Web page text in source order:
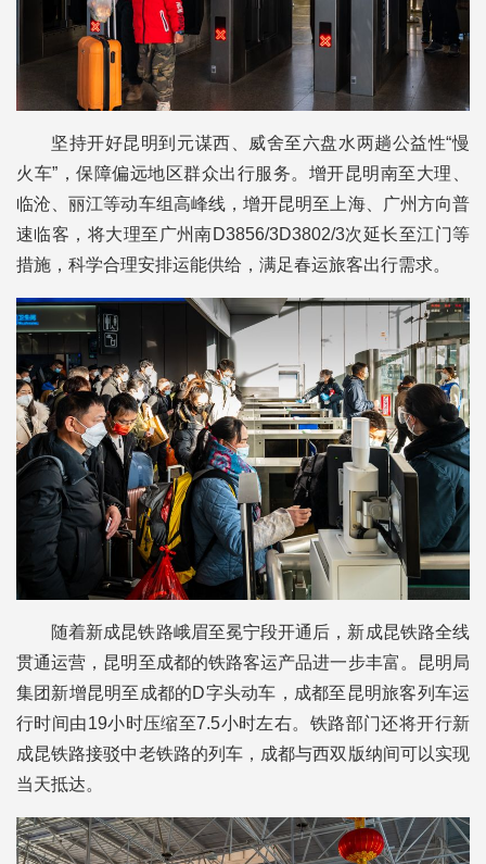
坚持开好昆明到元谋西、威舍至六盘水两趟公益性“慢
火车”，保障偏远地区群众出行服务。增开昆明南至大理、
临沧、丽江等动车组高峰线，增开昆明至上海、广州方向普
速临客，将大理至广州南D3856/3D3802/3次延长至江门等
措施，科学合理安排运能供给，满足春运旅客出行需求。
随着新成昆铁路峨眉至冕宁段开通后，新成昆铁路全线
贯通运营，昆明至成都的铁路客运产品进一步丰富。昆明局
集团新增昆明至成都的D字头动车，成都至昆明旅客列车运
行时间由19小时压缩至7.5小时左右。铁路部门还将开行新
成昆铁路接驳中老铁路的列车，成都与西双版纳间可以实现
当天抵达。